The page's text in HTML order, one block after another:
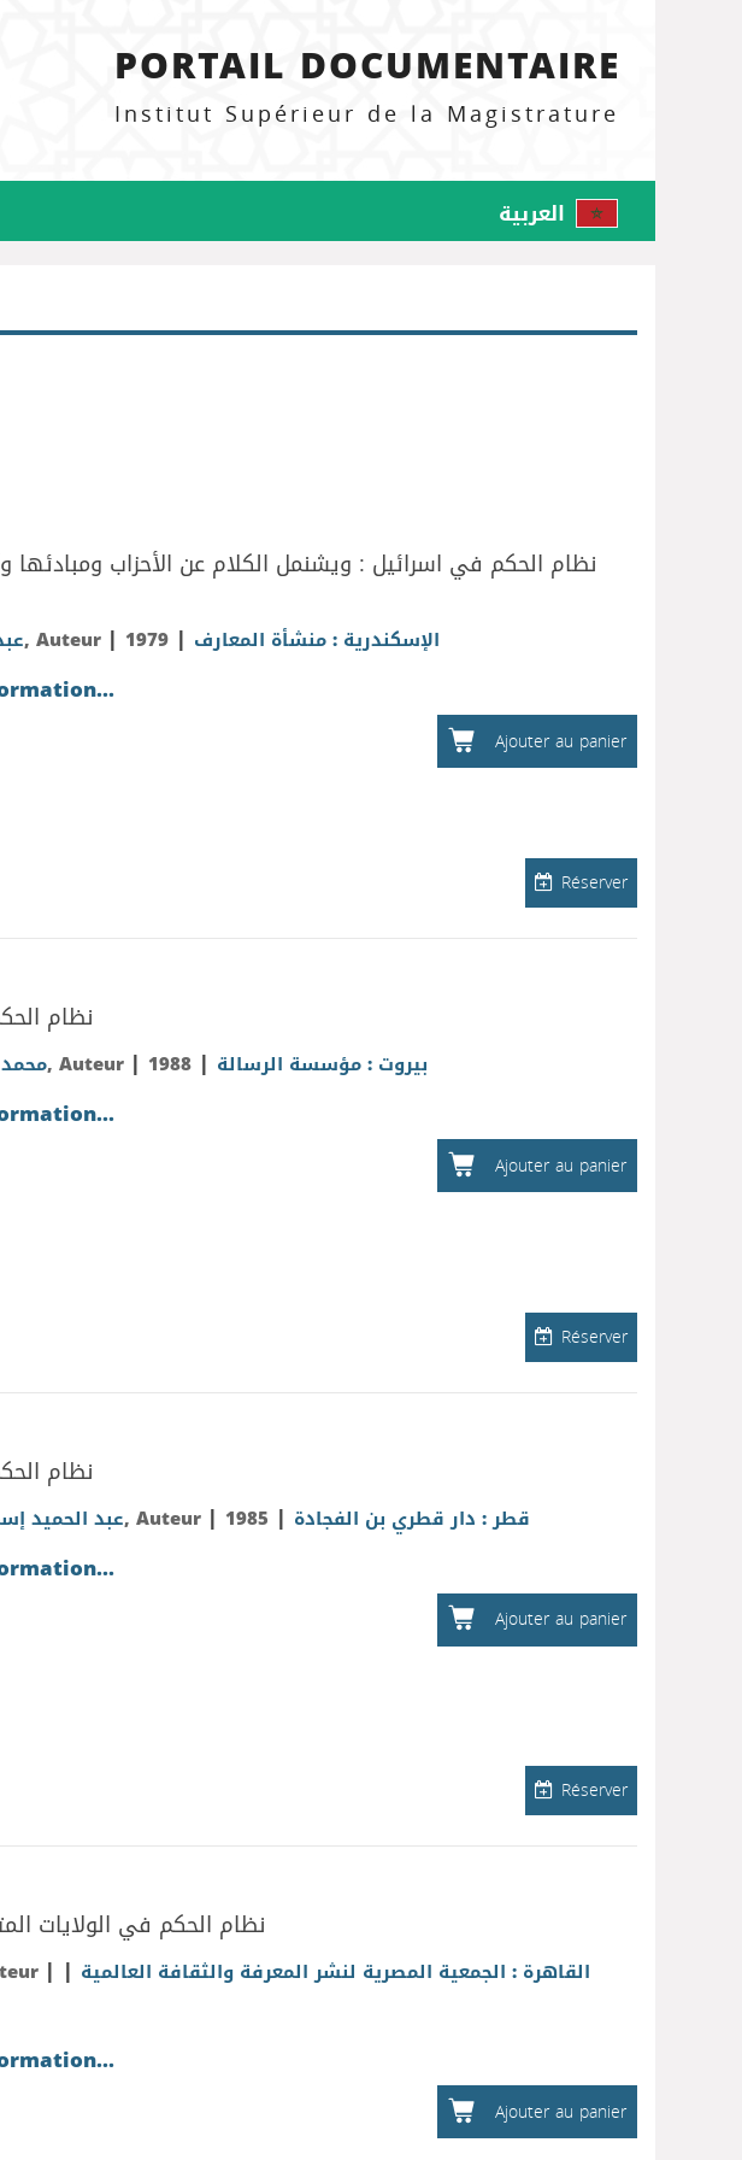
PORTAIL DOCUMENTAIRE
Institut Supérieur de la Magistrature
العربية
نظام الحكم في اسرائيل : ويشنمل الكلام عن الأحزاب ومبادئها
, Auteur | الإسكندرية : منشأة المعارف |
1979
Ajouter au panier
Réserver
نظام
, Auteur | بيروت : مؤسسة الرسالة |
1988
Ajouter au panier
Réserver
نظام
عبد الحميد, Auteur | قطر : دار قطري بن الفجادة |
1985
Ajouter au panier
Réserver
نظام الحكم في الولايات
| القاهرة : الجمعية المصرية لنشر المعرفة والثقافة العالمية |
Ajouter au panier